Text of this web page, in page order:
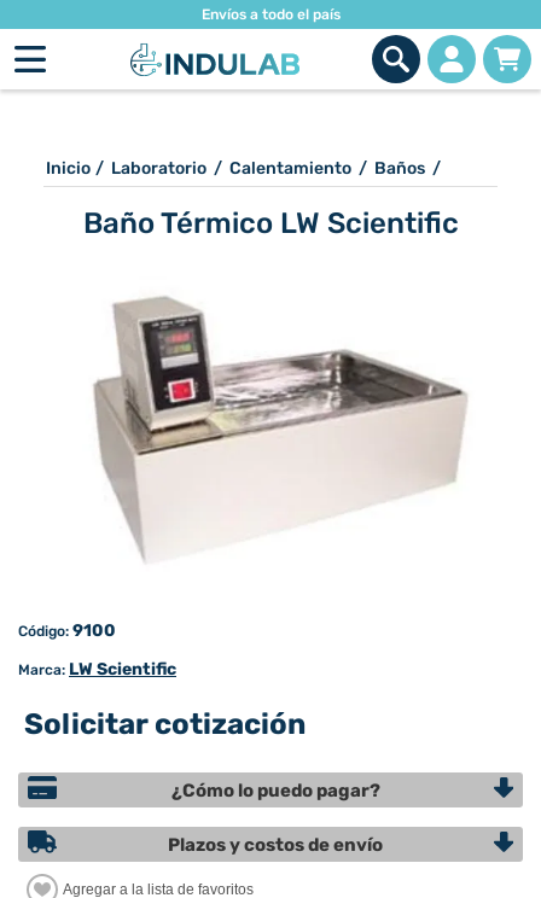
Envíos a todo el país
Inicio / Laboratorio / Calentamiento / Baños /
Baño Térmico LW Scientific
Código: 9100
Marca: LW Scientific
Solicitar cotización
¿Cómo lo puedo pagar?
Plazos y costos de envío